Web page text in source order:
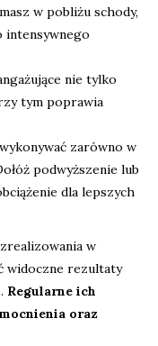
w pobliżu schody,
intensywnego
nie tylko
tym poprawia
zarówno w
podwyższenie lub
dla lepszych
w
widoczne rezultaty
Regularne ich
oraz